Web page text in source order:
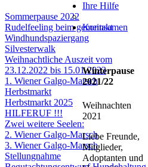
Sommerpause 2022
Rudelfeeling beim gemeinsamen
Windhundspaziergang
Silvesterwalk
Weihnachtliche Auszeit vom
23.12.2022 bis 15.01.2023
1. Wiener Galgo-Marsch
Herbstmarkt
Herbstmarkt 2025
HILFERUF !!!
Zwei weitere Seelen:
2. Wiener Galgo-Marsch
3. Wiener Galgo-Marsch
Stellungnahme
Ihre Hilfe
Kontakt
Winterpause
2021/22
Weihnachten
2021
Liebe Freunde,
Mitglieder,
Adoptanten und